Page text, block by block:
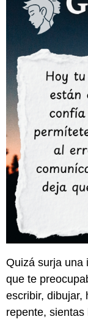
Quizá surja una
que te
escribir, dibujar,
repente,